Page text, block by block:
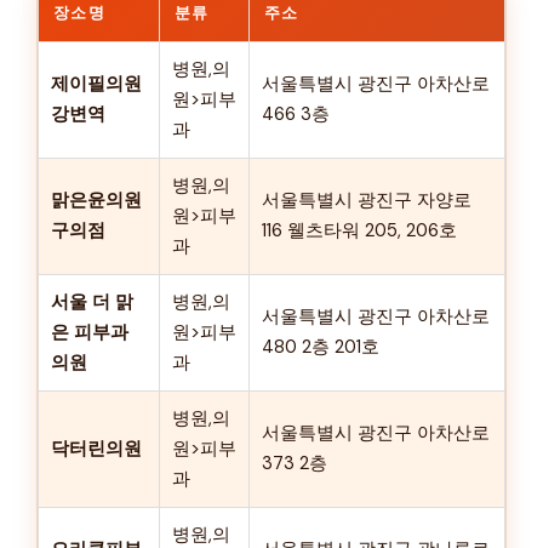
장소명 분류 주소
제이필의원
강변역
병원,의
원>피부
과
서울특별시 광진구 아차산로
466 3층
맑은윤의원
구의점
병원,의
원>피부
과
서울특별시 광진구 자양로
116 웰츠타워 205, 206호
서울 더 맑
은 피부과
의원
병원,의
원>피부
과
서울특별시 광진구 아차산로
480 2층 201호
닥터린의원
병원,의
원>피부
과
서울특별시 광진구 아차산로
373 2층
병원,의